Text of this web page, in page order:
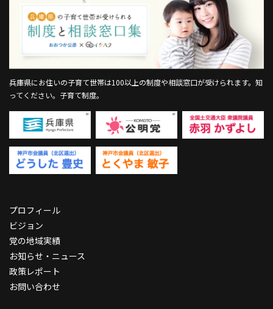
プロフィール
ビジョン
党の地域実績
お知らせ・ニュース
政策レポート
お問い合わせ
兵庫県にお住いの子育て世帯は100以上の制度や相談窓口が受けられます。 知
ってください。子育て制度。